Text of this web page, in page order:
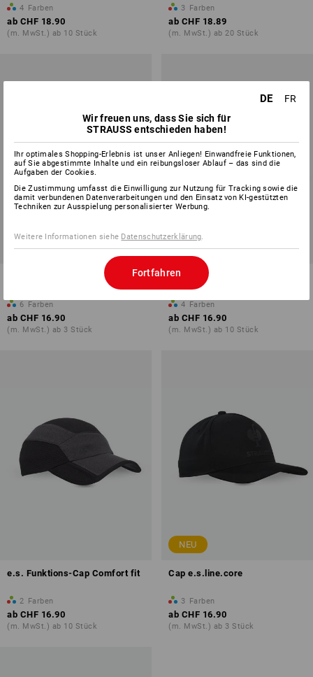
4 Farben
ab CHF 18.90
(m. MwSt.) ab 10 Stück
3 Farben
ab CHF 18.89
(m. MwSt.) ab 20 Stück
6 Farben
ab CHF 16.90
(m. MwSt.) ab 3 Stück
Cap e.s.concrete
4 Farben
ab CHF 16.90
(m. MwSt.) ab 10 Stück
e.s. Funktions-Cap Comfort fit
2 Farben
ab CHF 16.90
(m. MwSt.) ab 10 Stück
NEU
Cap e.s.line.core
3 Farben
ab CHF 16.90
(m. MwSt.) ab 3 Stück
DE
FR
Wir freuen uns, dass Sie sich für
STRAUSS entschieden haben!
Ihr optimales Shopping-Erlebnis ist unser Anliegen! Einwandfreie Funktionen,
auf Sie abgestimmte Inhalte und ein reibungsloser Ablauf – das sind die
Aufgaben der Cookies.
Die Zustimmung umfasst die Einwilligung zur Nutzung für Tracking sowie die
damit verbundenen Datenverarbeitungen und den Einsatz von KI-gestützten
Techniken zur Ausspielung personalisierter Werbung.
Weitere Informationen siehe Datenschutzerklärung
Fortfahren